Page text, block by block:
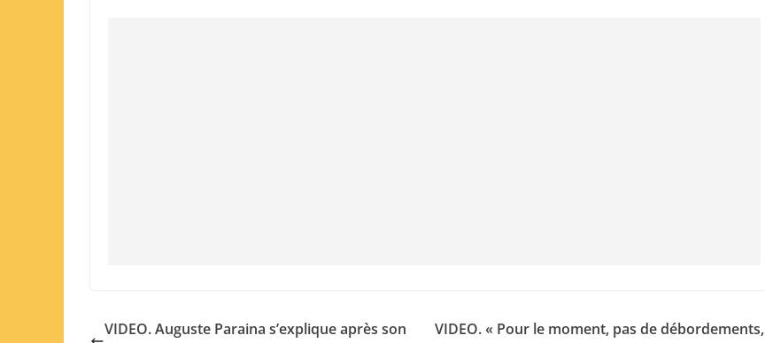
VIDEO. Auguste Paraina s’explique après son
VIDEO. « Pour le moment, pas de débordements,